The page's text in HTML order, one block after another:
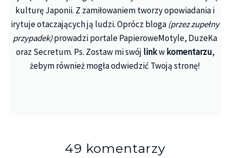
– Co jest do jedzenia? – warknął nie patrząc na
mnie.
– Nic nie ma – odpowiedziała cicho, coraz bardziej
przestraszona.
– Nie miałam za co kupić – odpowiedziałam
kulturę Japonii. Z zamiłowaniem tworzy opowiadania i
irytuje otaczających ją ludzi. Oprócz bloga (przez zupełny
przypadek)prowadzi portale PapieroweMotyle, DuzeKa
oraz Secretum. Ps. Zostaw mi swój linkwkomentarzu,
żebym również mogła odwiedzić Twoją stronę!
49 komentarzy